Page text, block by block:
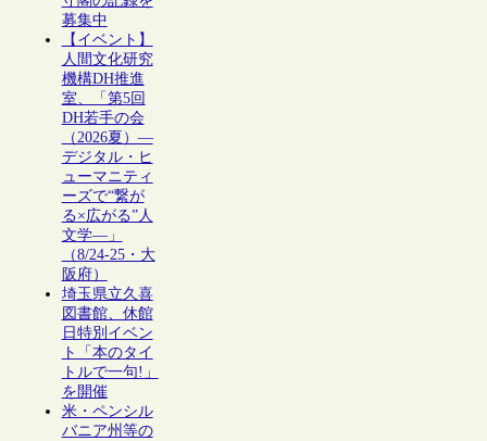
募集中
【イベント】
人間文化研究
機構DH推進
室、「第5回
DH若手の会
（2026夏）―
デジタル・ヒ
ューマニティ
ーズで“繋が
る×広がる”人
文学―」
（8/24-25・大
阪府）
埼玉県立久喜
図書館、休館
日特別イベン
ト「本のタイ
トルで一句!」
を開催
米・ペンシル
バニア州等の